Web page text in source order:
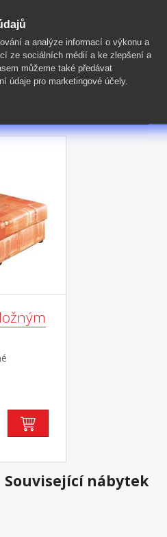
Související nábytek
a analýze informací o výkonu a
ze sociálních médií a ke zlepšení a
můžeme také předávat
údaje pro marketingové účely.